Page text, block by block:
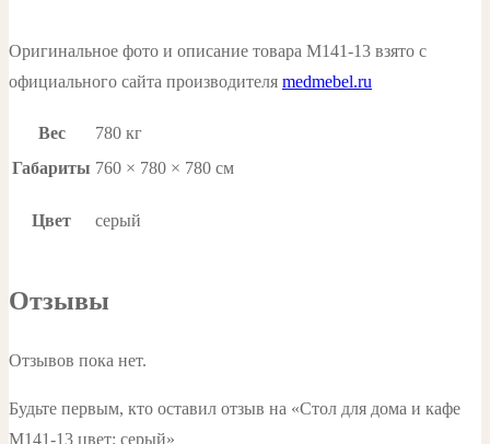
Оригинальное фото и описание товара М141-13 взято с
официального сайта производителя medmebel.ru
Вес
780 кг
Габариты 760 × 780 × 780 см
Цвет серый
Отзывы
Отзывов пока нет.
Будьте первым, кто оставил отзыв на «Стол для дома и кафе
М141-13 цвет: серый»